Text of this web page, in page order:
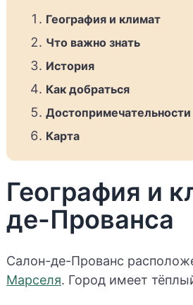
География и климат
Что важно знать
История
Как добраться
Достопримечательности
Карта
География и
де-Прованса
Салон-де-Прованс
Марселя. Город имеет